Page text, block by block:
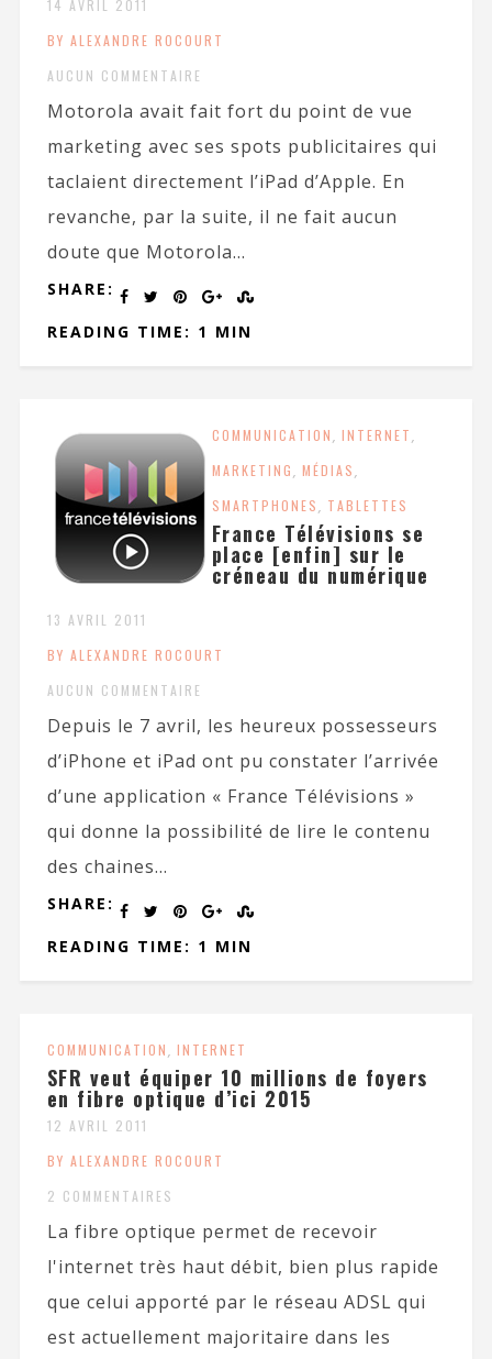
14 AVRIL 2011
BY ALEXANDRE ROCOURT
AUCUN COMMENTAIRE
Motorola avait fait fort du point de vue
marketing avec ses spots publicitaires qui
taclaient directement l’iPad d’Apple. En
revanche, par la suite, il ne fait aucun
doute que Motorola...
SHARE:
READING TIME: 1 MIN
COMMUNICATION, INTERNET,
MARKETING, MÉDIAS,
SMARTPHONES, TABLETTES
France Télévisions se
place [enfin] sur le
créneau du numérique
13 AVRIL 2011
BY ALEXANDRE ROCOURT
AUCUN COMMENTAIRE
Depuis le 7 avril, les heureux possesseurs
d’iPhone et iPad ont pu constater l’arrivée
d’une application « France Télévisions »
qui donne la possibilité de lire le contenu
des chaines...
SHARE:
READING TIME: 1 MIN
COMMUNICATION, INTERNET
SFR veut équiper 10 millions de foyers
en fibre optique d’ici 2015
12 AVRIL 2011
BY ALEXANDRE ROCOURT
2 COMMENTAIRES
La fibre optique permet de recevoir
l'internet très haut débit, bien plus rapide
que celui apporté par le réseau ADSL qui
est actuellement majoritaire dans les